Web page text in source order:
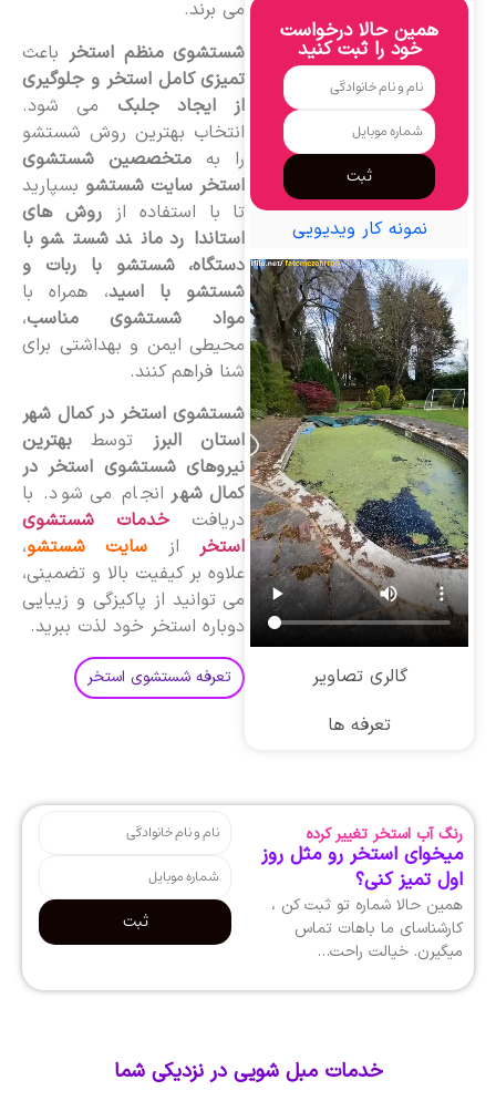
می برند.
شستشوی منظم استخرباعث
تمیزی کامل استخر و جلوگیری
از ایجاد جلبکمی شود.
انتخاب بهترین روش شستشو
را به متخصصین شستشوی
استخر سایت شستشوبسپارید
تا با استفاده از روش های
استاندارد مانند شستشو با
دستگاه، شستشو با ربات و
شستشو با اسید، همراه با
مواد شستشوی مناسب،
محیطی ایمن و بهداشتی برای
شنا فراهم کنند.
شستشوی استخر در کمال شهر
استان البرزتوسط
بهترین
نیروهای شستشوی استخر در
کمال شهرانجام می شود. با
دریافت
خدمات شستشوی
استخراز سایت شستشو،
علاوه بر کیفیت بالا و تضمینی،
می توانید از پاکیزگی و زیبایی
دوباره استخر خود لذت ببرید.
تعرفه شستشوی استخر
همین حالا درخواست
خود را ثبت کنید
ثبت
نمونه کار ویدیویی
گالری تصاویر
تعرفه ها
رنگ آب استخر تغییر کرده
میخوای استخر رو مثل روز
اول تمیز کنی؟
همین حالا شماره تو ثبت کن ،
کارشناسای ما باهات تماس
میگیرن. خیالت راحت…
ثبت
خدمات مبل شویی در نزدیکی شما